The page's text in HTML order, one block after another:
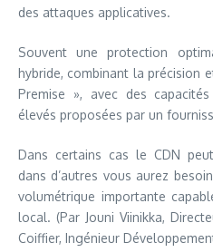
des attaques applicatives.
Souvent une protection
hybride, combinant la précision
Premise », avec des
élevés proposées par un
Dans certains cas le CDN
dans d’autres vous aurez
volumétrique importante
local. (Par Jouni Viinikka,
Coiffier, Ingénieur